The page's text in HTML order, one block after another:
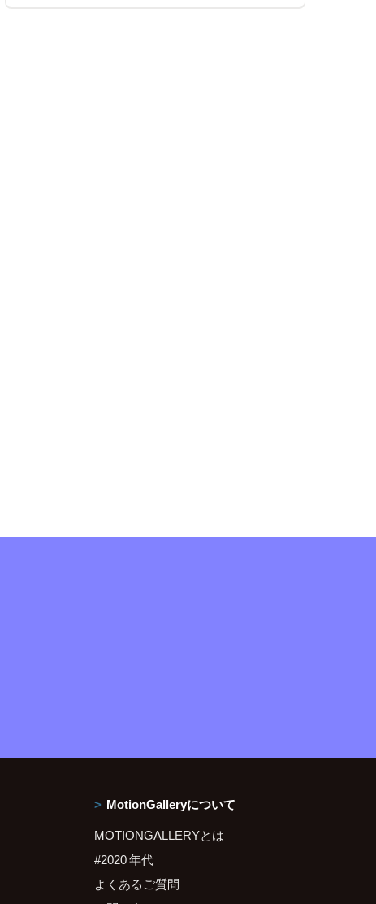
MotionGalleryについて
MOTIONGALLERYとは
#2020 年代
よくあるご質問